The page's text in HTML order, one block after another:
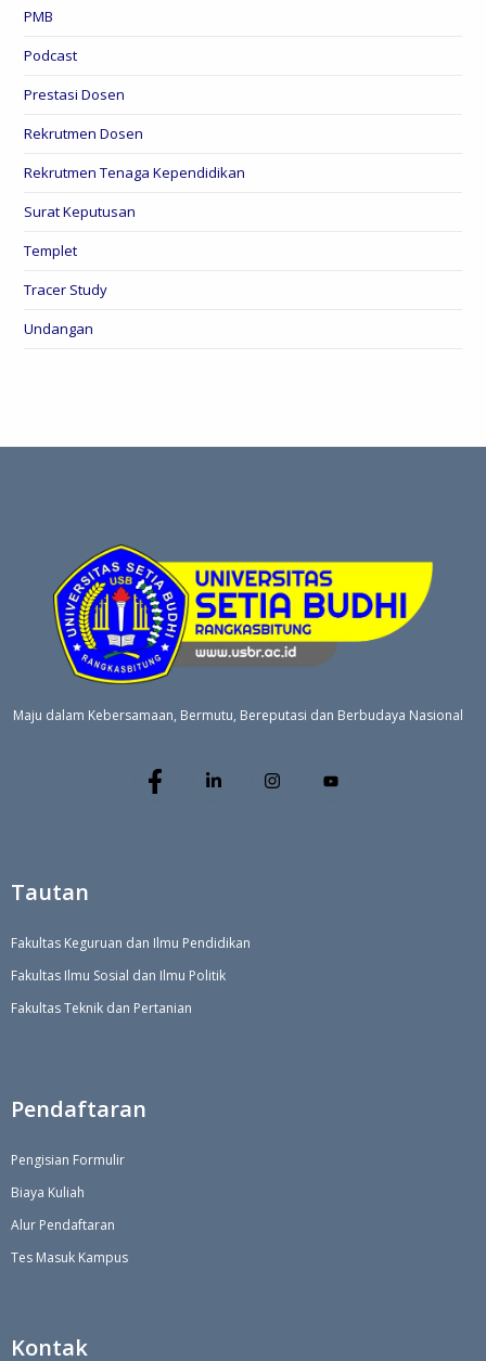
PMB
Podcast
Prestasi Dosen
Rekrutmen Dosen
Rekrutmen Tenaga Kependidikan
Surat Keputusan
Templet
Tracer Study
Undangan
Maju dalam Kebersamaan, Bermutu, Bereputasi dan Berbudaya Nasional
Tautan
Fakultas Keguruan dan Ilmu Pendidikan
Fakultas Ilmu Sosial dan Ilmu Politik
Fakultas Teknik dan Pertanian
Pendaftaran
Pengisian Formulir
Biaya Kuliah
Alur Pendaftaran
Tes Masuk Kampus
Kontak